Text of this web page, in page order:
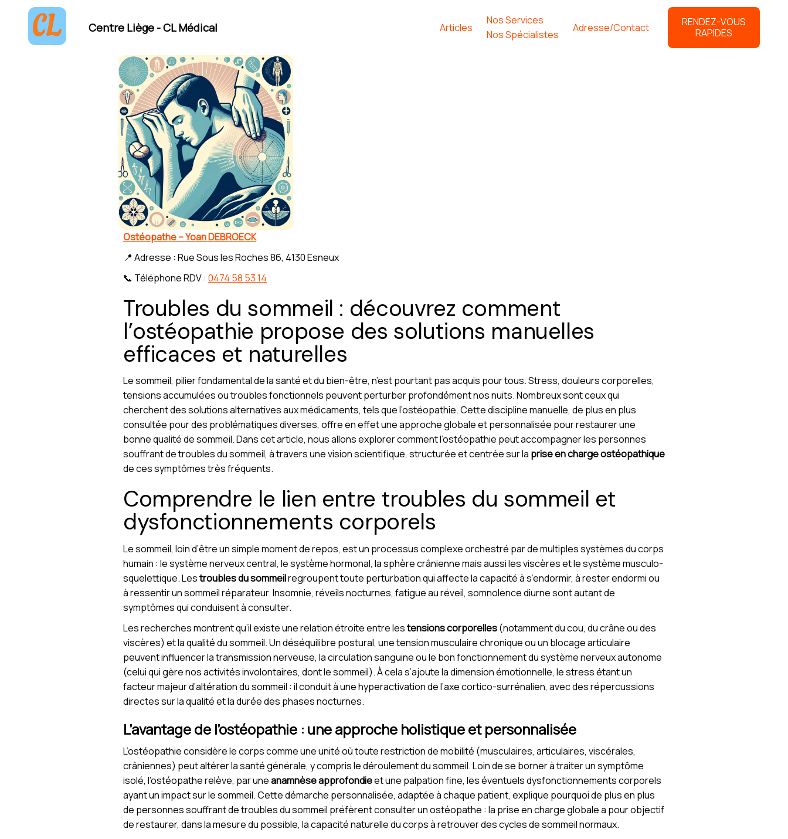
Centre Liège - CL Médical Articles
Nos Services
Nos Spécialistes
Adresse/Contact
RENDEZ-VOUS
RAPIDES
Ostéopathe – Yoan DEBROECK
📍 Adresse : Rue Sous les Roches 86, 4130 Esneux
📞 Téléphone RDV : 0474 58 53 14
Troubles du sommeil : découvrez comment
l’ostéopathie propose des solutions manuelles
efficaces et naturelles
Le sommeil, pilier fondamental de la santé et du bien-être, n’est pourtant pas acquis pour tous. Stress, douleurs corporelles,
tensions accumulées ou troubles fonctionnels peuvent perturber profondément nos nuits. Nombreux sont ceux qui
cherchent des solutions alternatives aux médicaments, tels que l’ostéopathie. Cette discipline manuelle, de plus en plus
consultée pour des problématiques diverses, offre en effet une approche globale et personnalisée pour restaurer une
bonne qualité de sommeil. Dans cet article, nous allons explorer comment l’ostéopathie peut accompagner les personnes
souffrant de troubles du sommeil, à travers une vision scientifique, structurée et centrée sur la prise en charge ostéopathique
de ces symptômes très fréquents.
Comprendre le lien entre troubles du sommeil et
dysfonctionnements corporels
Le sommeil, loin d’être un simple moment de repos, est un processus complexe orchestré par de multiples systèmes du corps
humain : le système nerveux central, le système hormonal, la sphère crânienne mais aussi les viscères et le système musculo-
squelettique. Lestroubles du sommeilregroupent toute perturbation qui affecte la capacité à s’endormir, à rester endormi ou
à ressentir un sommeil réparateur. Insomnie, réveils nocturnes, fatigue au réveil, somnolence diurne sont autant de
symptômes qui conduisent à consulter.
Les recherches montrent qu’il existe une relation étroite entre lestensions corporelles(notamment du cou, du crâne ou des
viscères) et la qualité du sommeil. Un déséquilibre postural, une tension musculaire chronique ou un blocage articulaire
peuvent influencer la transmission nerveuse, la circulation sanguine ou le bon fonctionnement du système nerveux autonome
(celui qui gère nos activités involontaires, dont le sommeil). À cela s’ajoute la dimension émotionnelle, le stress étant un
facteur majeur d’altération du sommeil : il conduit à une hyperactivation de l’axe cortico-surrénalien, avec des répercussions
directes sur la qualité et la durée des phases nocturnes.
L’avantage de l’ostéopathie : une approche holistique et personnalisée
L’ostéopathie considère le corps comme une unité où toute restriction de mobilité (musculaires, articulaires, viscérales,
crâniennes) peut altérer la santé générale, y compris le déroulement du sommeil. Loin de se borner à traiter un symptôme
isolé, l’ostéopathe relève, par uneanamnèse approfondieet une palpation fine, les éventuels dysfonctionnements corporels
ayant un impact sur le sommeil. Cette démarche personnalisée, adaptée à chaque patient, explique pourquoi de plus en plus
de personnes souffrant de troubles du sommeil préfèrent consulter un ostéopathe : la prise en charge globale a pour objectif
de restaurer, dans la mesure du possible, la capacité naturelle du corps à retrouver des cycles de sommeil normaux.